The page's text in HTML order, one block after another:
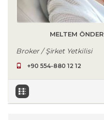
MELTEM ÖNDER
Broker / Şirket Yetkilisi
+90 554-880 12 12